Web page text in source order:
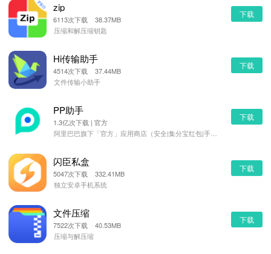
zip
6113次下载 38.37MB
压缩和解压缩钥匙
下载
Hi传输助手
4514次下载 37.44MB
文件传输小助手
下载
PP助手
1.3亿次下载 | 官方
下载
闪臣私盒
5047次下载 332.41MB
独立安卓手机系统
下载
文件压缩
7522次下载 40.53MB
压缩与解压缩
下载